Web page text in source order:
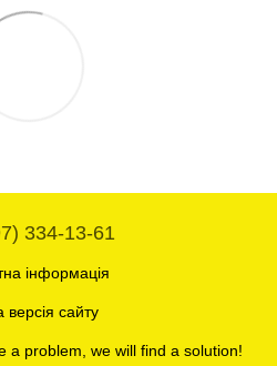
334-13-61
інформація
версія сайту
a problem, we will find a solution!